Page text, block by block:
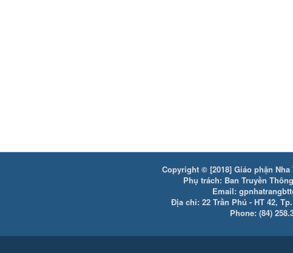
Copyright © [2018] Giáo phận
Phụ trách: Ban Truyền
Email:
Địa chỉ: 22 Trần Phú - HT 42,
Phone: (84)